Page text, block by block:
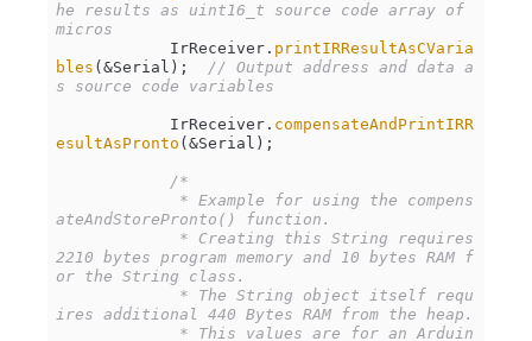
he results as uint16_t source code array of
micros
            IrReceiver.
printIRResultAsCVaria
bles (&Serial);
// Output address and data a
s source code variables
            IrReceiver.
compensateAndPrintIRR
esultAsPronto (&Serial);
/*
ateAndStorePronto() function.
2210 bytes program memory and 10 bytes RAM f
or the String class.
ires additional 440 Bytes RAM from the heap.